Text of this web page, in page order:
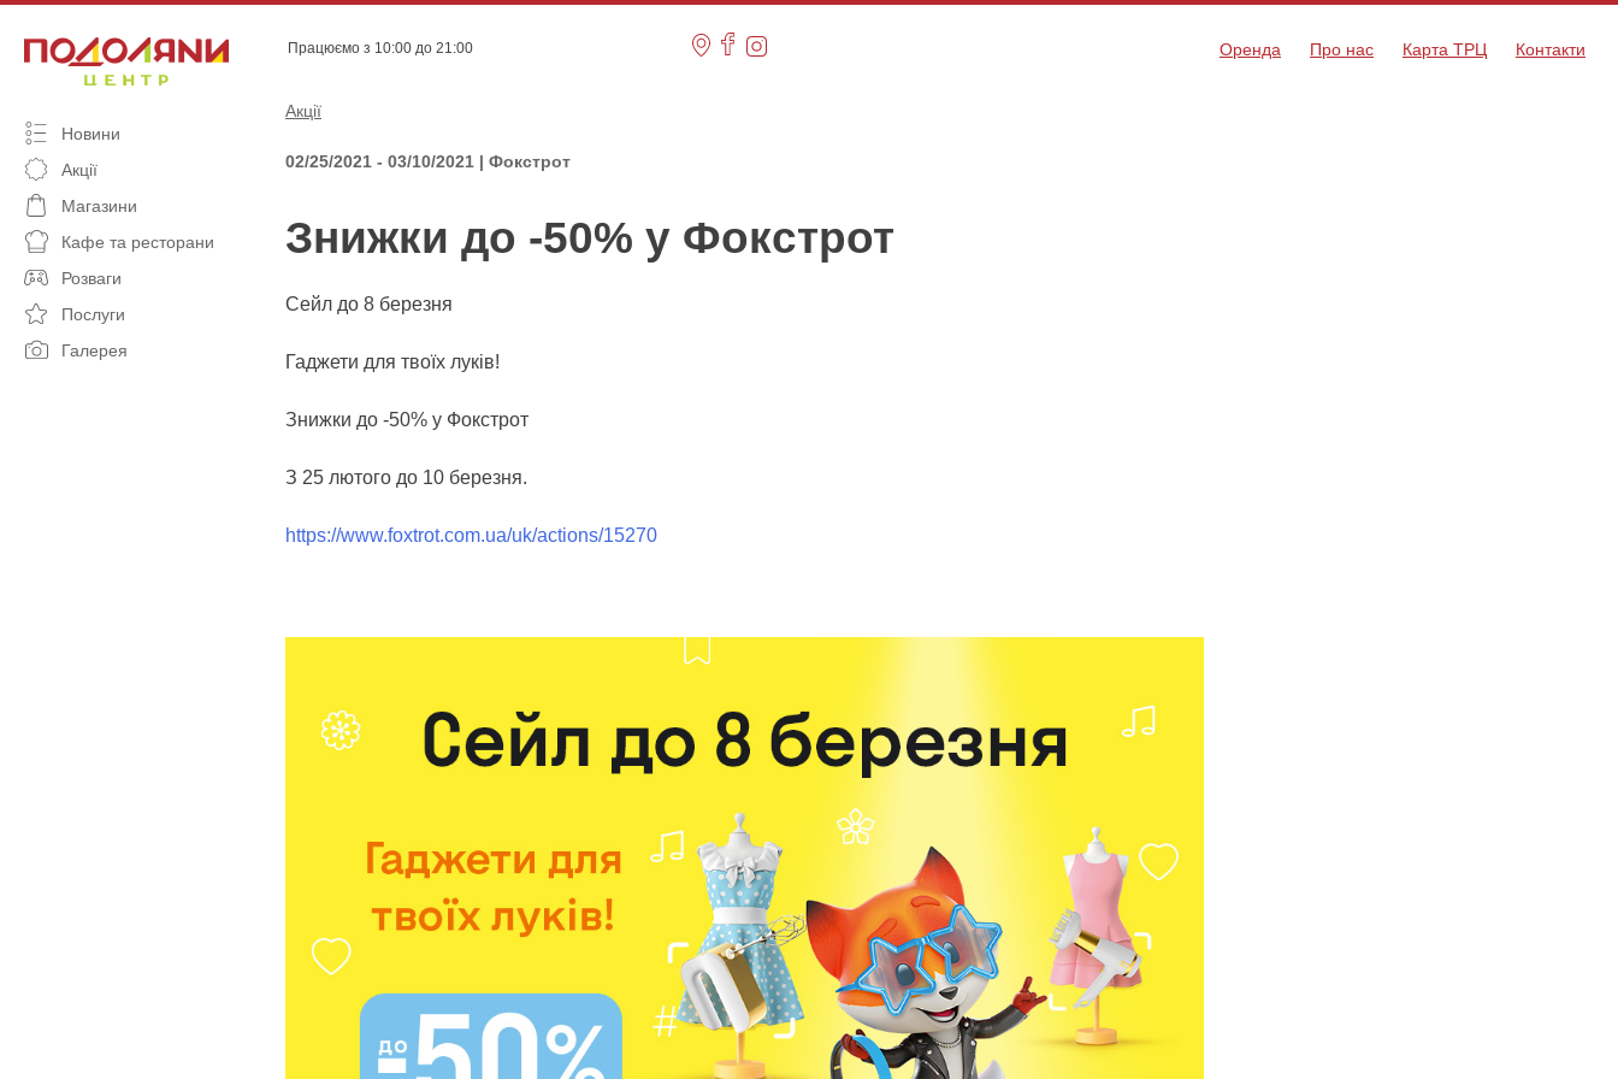
content
Працюємо з 10:00 до 21:00 Оренда Про нас Карта ТРЦ Контакти
Новини
Акції
Магазини
Кафе та ресторани
Розваги
Послуги
Галерея
Акції
02/25/2021 - 03/10/2021 | Фокстрот
Знижки до -50% у Фокстрот
Сейл до 8 березня
Гаджети для твоїх луків!
Знижки до -50% у Фокстрот
З 25 лютого до 10 березня.
https://www.foxtrot.com.ua/uk/actions/15270